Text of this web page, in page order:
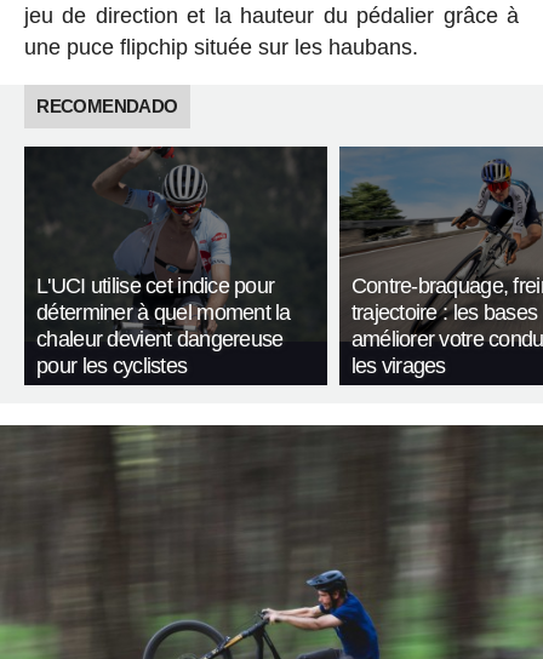
jeu de direction et la hauteur du pédalier grâce à
une puce flipchip située sur les haubans.
RECOMENDADO
L'UCI utilise cet indice pour
déterminer à quel moment la
chaleur devient dangereuse
pour les cyclistes
Contre-braquage,
trajectoire : les bases
améliorer votre
les virages